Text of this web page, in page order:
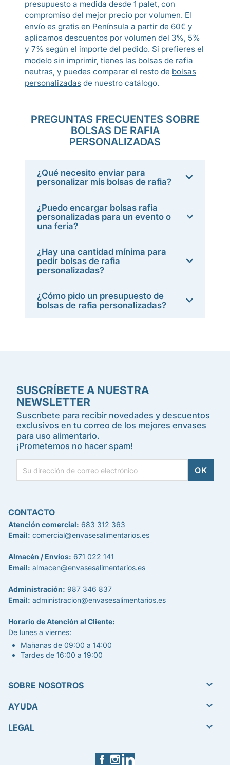
presupuesto a medida desde 1 palet, con
compromiso del mejor precio por volumen. El
envío es gratis en Península a partir de 60€ y
aplicamos descuentos por volumen del 3%, 5%
y 7% según el importe del pedido. Si prefieres el
modelo sin imprimir, tienes las bolsas de rafia
neutras, y puedes comparar el resto de bolsas
personalizadas de nuestro catálogo.
PREGUNTAS FRECUENTES SOBRE
BOLSAS DE RAFIA
PERSONALIZADAS
¿Qué necesito enviar para
personalizar mis bolsas de rafia?
¿Puedo encargar bolsas rafia
personalizadas para un evento o
una feria?
¿Hay una cantidad mínima para
pedir bolsas de rafia
personalizadas?
¿Cómo pido un presupuesto de
bolsas de rafia personalizadas?
SUSCRÍBETE A NUESTRA
NEWSLETTER
Suscríbete para recibir novedades y descuentos
exclusivos en tu correo de los mejores envases
para uso alimentario.
¡Prometemos no hacer spam!
Facebook
CONTACTO
Atención comercial: 683 312 363
Email: comercial@envasesalimentarios.es
Almacén / Envíos: 671 022 141
Email: almacen@envasesalimentarios.es
Administración: 987 346 837
Email: administracion@envasesalimentarios.es
Horario de Atención al Cliente:
De lunes a viernes:
Mañanas de 09:00 a 14:00
Tardes de 16:00 a 19:00
SOBRE NOSOTROS 
AYUDA 
LEGAL 